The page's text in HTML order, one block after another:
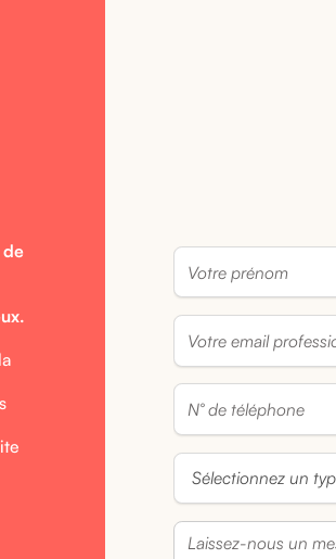
de